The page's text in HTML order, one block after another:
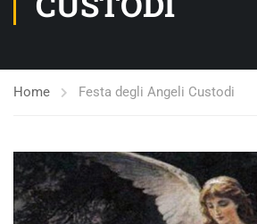
Home Festa degli Angeli Custodi